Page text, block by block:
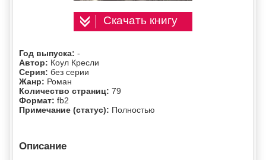
Скачать книгу
Год выпуска: -
Автор: Коул Кресли
Серия: без серии
Жанр: Роман
Количество страниц: 79
Формат: fb2
Примечание (статус): Полностью
Описание